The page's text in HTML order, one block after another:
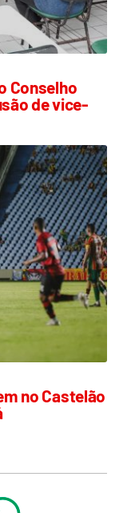
Conselho
de vice-
no Castelão